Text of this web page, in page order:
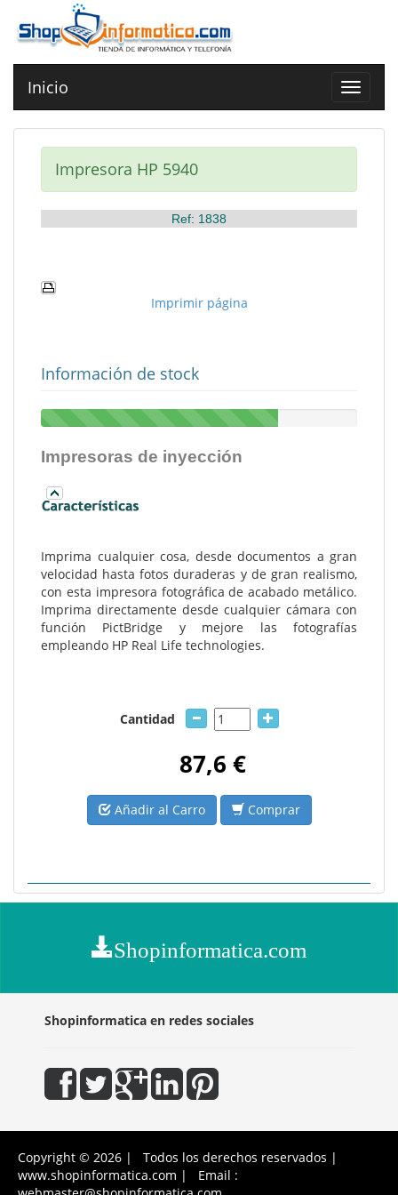
Toggle
Inicio
Impresora HP 5940
Ref: 1838
Imprimir página
Información de stock
Impresoras de inyección
Imprima cualquier cosa, desde documentos a gran
velocidad hasta fotos duraderas y de gran realismo,
con esta impresora fotográfica de acabado metálico.
Imprima directamente desde cualquier cámara con
función PictBridge y mejore las fotografías
empleando HP Real Life technologies.
Cantidad
87,6 €
Añadir al Carro Comprar
Shopinformatica.com
Shopinformatica en redes sociales
Copyright © 2026 | Todos los derechos reservados |
www.shopinformatica.com | Email :